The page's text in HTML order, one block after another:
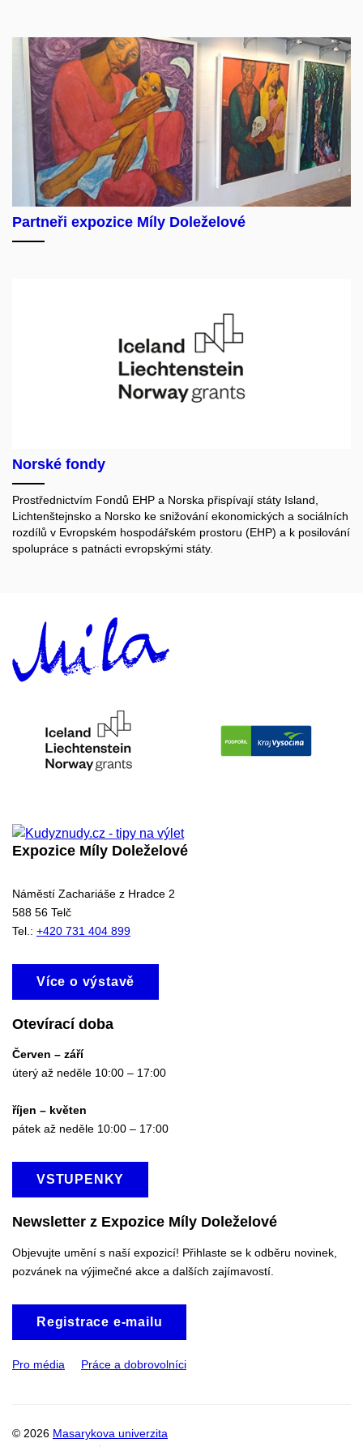
Partneři expozice Míly Doleželové
Norské fondy
Prostřednictvím Fondů EHP a Norska přispívají státy Island,
Lichtenštejnsko a Norsko ke snižování ekonomických a sociálních
rozdílů v Evropském hospodářském prostoru (EHP) a k posilování
spolupráce s patnácti evropskými státy.
Expozice Míly Doleželové
Náměstí Zachariáše z Hradce 2
588 56 Telč
Tel.: +420 731 404 899
Více o výstavě
Otevírací doba
Červen – září
úterý až neděle 10:00 – 17:00
říjen – květen
pátek až neděle 10:00 – 17:00
VSTUPENKY
Newsletter z Expozice Míly Doleželové
Objevujte umění s naší expozicí! Přihlaste se k odběru novinek,
pozvánek na výjimečné akce a dalších zajímavostí.
Registrace e-mailu
Pro média Práce a dobrovolníci
© 2026 Masarykova univerzita